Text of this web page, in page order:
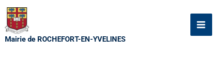
Aller
au
contenu
Mairie de ROCHEFORT-EN-YVELINES